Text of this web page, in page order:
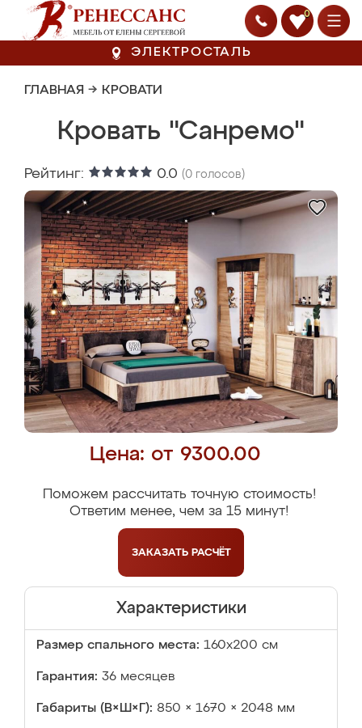
0
ЭЛЕКТРОСТАЛЬ
ГЛАВНАЯ → КРОВАТИ
Кровать "Санремо"
Рейтинг: 0.0 (0 голосов)
Цена: от 9300.00
Поможем рассчитать точную стоимость!
Ответим менее, чем за 15 минут!
ЗАКАЗАТЬ РАСЧЁТ
Характеристики
Размер спального места: 160х200 см
Гарантия: 36 месяцев
Габариты (В×Ш×Г): 850 × 1670 × 2048 мм